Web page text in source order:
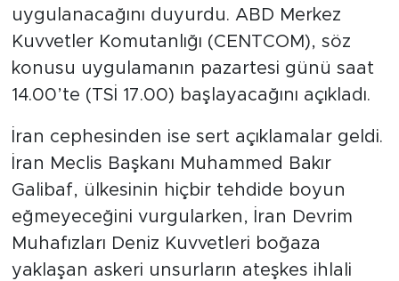
uygulanacağını duyurdu. ABD Merkez
Kuvvetler Komutanlığı (CENTCOM), söz
konusu uygulamanın pazartesi günü saat
14.00’te (TSİ 17.00) başlayacağını açıkladı.
İran cephesinden ise sert açıklamalar geldi.
İran Meclis Başkanı Muhammed Bakır
Galibaf, ülkesinin hiçbir tehdide boyun
eğmeyeceğini vurgularken, İran Devrim
Muhafızları Deniz Kuvvetleri boğaza
yaklaşan askeri unsurların ateşkes ihlali